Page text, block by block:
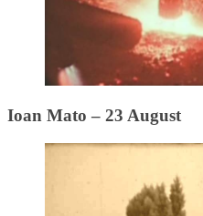
Ioan Mato – 23 August